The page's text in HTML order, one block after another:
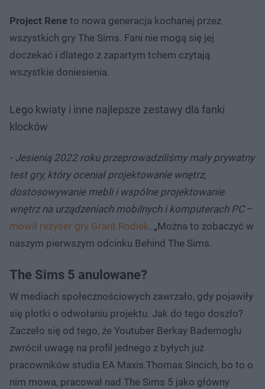
Project Rene to nowa generacja kochanej przez
wszystkich gry The Sims. Fani nie mogą się jej
doczekać i dlatego z zapartym tchem czytają
wszystkie doniesienia.
Lego kwiaty i inne najlepsze zestawy dla fanki
klocków
- Jesienią 2022 roku przeprowadziliśmy mały prywatny
test gry, który oceniał projektowanie wnętrz,
dostosowywanie mebli i wspólne projektowanie
wnętrz na urządzeniach mobilnych i komputerach PC–
mówił reżyser gry Grant Rodiek. „Można to zobaczyć w
naszym pierwszym odcinku Behind The Sims.
The Sims 5 anulowane?
W mediach społecznościowych zawrzało, gdy pojawiły
się plotki o odwołaniu projektu. Jak do tego doszło?
Zaczeło się od tego, że Youtuber Berkay Bademoglu
zwrócił uwagę na profil jednego z byłych już
pracowników studia EA Maxis.Thomas Sincich, bo to o
nim mowa, pracował nad The Sims 5 jako główny